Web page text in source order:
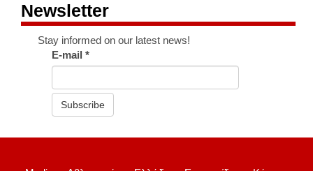
Newsletter
Stay informed on our latest news!
E-mail*
Subscribe